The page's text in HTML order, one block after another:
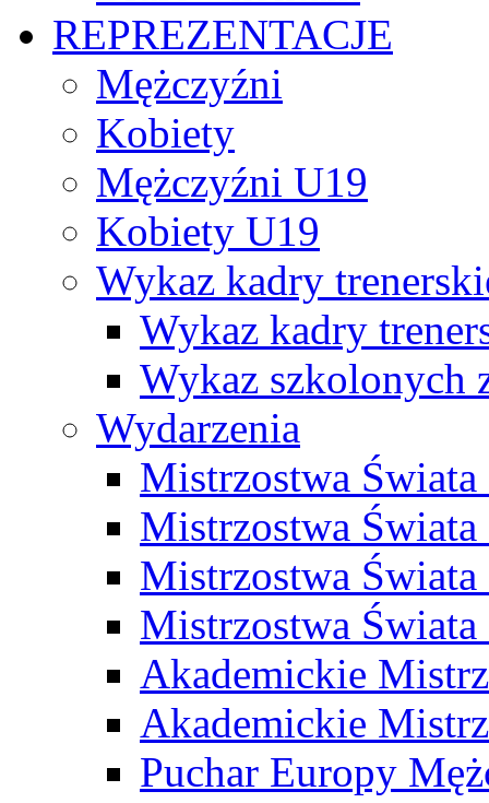
REPREZENTACJE
Mężczyźni
Kobiety
Mężczyźni U19
Kobiety U19
Wykaz kadry
Wykaz kadry
Wykaz szkolonych
Wydarzenia
Mistrzostwa
Mistrzostwa
Mistrzostwa
Mistrzostwa
Akademickie
Akademickie
Puchar Europy